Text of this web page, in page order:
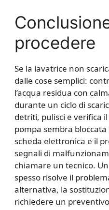
procedere
Se la lavatrice non
dalle cose semplici:
l’acqua residua con
durante un ciclo di
detriti, pulisci e verifica
pompa sembra
scheda elettronica e il
segnali di
chiamare un tecnico.
spesso risolve il
alternativa, la
richiedere un